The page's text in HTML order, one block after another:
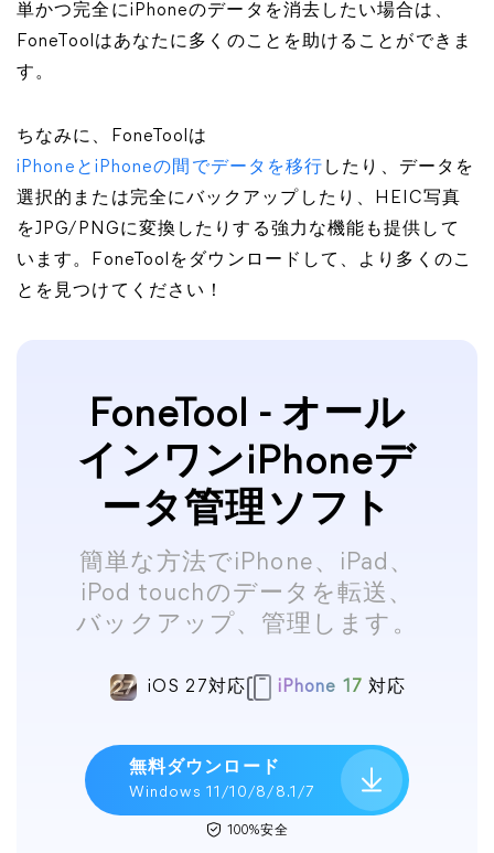
単かつ完全にiPhoneのデータを消去したい場合は、
FoneToolはあなたに多くのことを助けることができま
す。
ちなみに、FoneToolは
iPhoneとiPhoneの間でデータを移行 したり、データを
選択的または完全にバックアップしたり、HEIC写真
をJPG/PNGに変換したりする強力な機能も提供して
います。FoneToolをダウンロードして、より多くのこ
とを見つけてください！
FoneTool - オール
インワンiPhoneデ
ータ管理ソフト
簡単な方法でiPhone、iPad、
iPod touchのデータを転送、
バックアップ、管理します。
iOS 27対応 iPhone 17 対応
無料ダウンロード
Windows 11/10/8/8.1/7
100%安全